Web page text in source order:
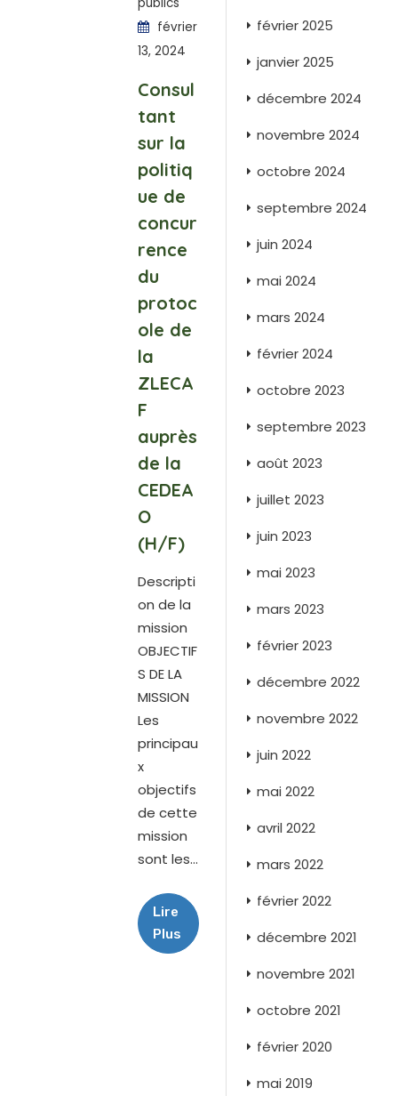
février
13, 2024
Consul
tant
sur la
politiq
ue de
concur
rence
du
protoc
ole de
la
ZLECA
F
auprès
de la
CEDEA
O
(H/F)
Descripti
on de la
mission
OBJECTIF
S DE LA
MISSION
Les
principau
x
objectifs
de cette
mission
sont les...
Lire
Plus
février 2025
janvier 2025
décembre 2024
novembre 2024
octobre 2024
septembre 2024
juin 2024
mai 2024
mars 2024
février 2024
octobre 2023
septembre 2023
août 2023
juillet 2023
juin 2023
mai 2023
mars 2023
février 2023
décembre 2022
novembre 2022
juin 2022
mai 2022
avril 2022
mars 2022
février 2022
décembre 2021
novembre 2021
octobre 2021
février 2020
mai 2019